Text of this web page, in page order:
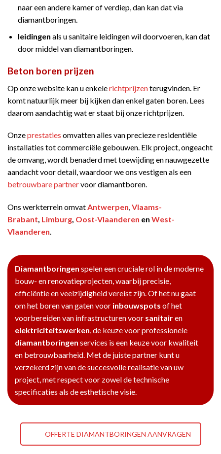
naar een andere kamer of verdiep, dan kan dat via
diamantboringen.
leidingen als u sanitaire leidingen wil doorvoeren, kan dat
door middel van diamantboringen.
Beton boren prijzen
Op onze website kan u enkelerichtprijzenterugvinden. Er
komt natuurlijk meer bij kijken dan enkel gaten boren. Lees
daarom aandachtig wat er staat bij onze richtprijzen.
Onzeprestaties omvatten alles van precieze residentiële
installaties tot commerciële gebouwen. Elk project, ongeacht
de omvang, wordt benaderd met toewijding en nauwgezette
aandacht voor detail, waardoor we ons vestigen als een
betrouwbare partnervoor diamantboren.
Ons werkterrein omvatAntwerpen,Vlaams-
Brabant, Limburg, Oost-Vlaanderen en West-
Vlaanderen.
Diamantboringen spelen een cruciale rol in de moderne
bouw- en renovatieprojecten, waarbij precisie,
efficiëntie en veelzijdigheid vereist zijn. Of het nu gaat
om het boren van gaten voor inbouwspots of het
voorbereiden van infrastructuren voor sanitairen
elektriciteitswerken, de keuze voor professionele
diamantboringen services is een keuze voor kwaliteit
en betrouwbaarheid. Met de juiste partner kunt u
verzekerd zijn van de succesvolle realisatie van uw
project, met respect voor zowel de technische
specificaties als de esthetische visie.
OFFERTE DIAMANTBORINGEN AANVRAGEN